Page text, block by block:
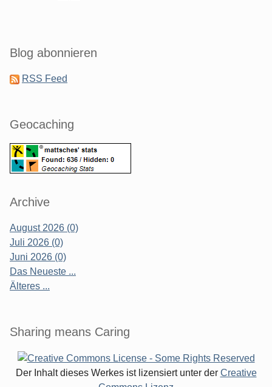
Blog abonnieren
RSS Feed
Geocaching
Archive
August 2026 (0)
Juli 2026 (0)
Juni 2026 (0)
Das Neueste ...
Älteres ...
Sharing means Caring
Der Inhalt dieses Werkes ist lizensiert unter der Creative